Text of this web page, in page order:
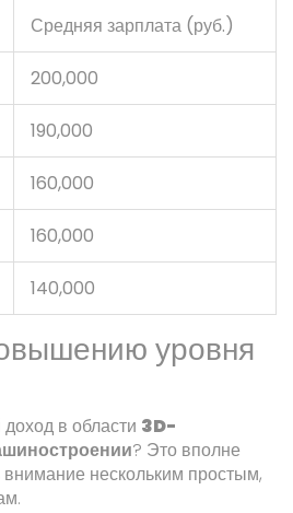
Средняя зарплата (руб.)
200,000
190,000
160,000
160,000
140,000
уровня
в области 3D-
? Это вполне
внимание нескольким простым,